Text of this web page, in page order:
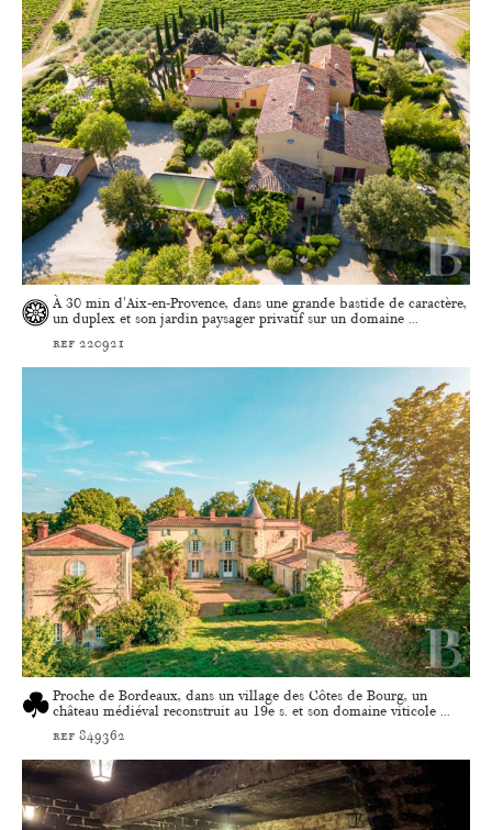
À 30 min d'Aix-en-Provence, dans une grande bastide de caractère,
un duplex et son jardin paysager privatif sur un domaine ...
ref 220921
Proche de Bordeaux, dans un village des Côtes de Bourg, un
château médiéval reconstruit au 19e s. et son domaine viticole ...
ref 849362